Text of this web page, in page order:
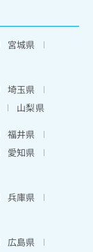
宮城県
埼玉県
山梨県
福井県
愛知県
兵庫県
広島県